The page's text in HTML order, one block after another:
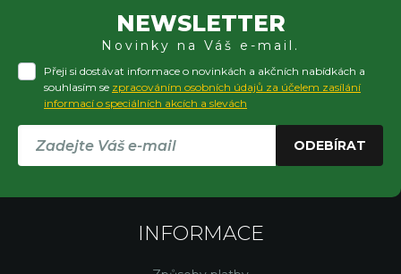
NEWSLETTER
Novinky na Váš e-mail.
Přeji si dostávat informace o novinkách a akčních nabídkách a
souhlasím se zpracováním osobních údajů za účelem zasílání
informací o speciálních akcích a slevách
ODEBÍRAT
INFORMACE